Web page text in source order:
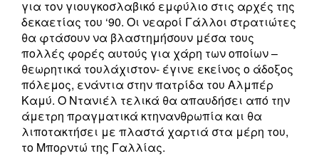
για τον γιουγκοσλαβικό εμφύλιο στις αρχές της
δεκαετίας του ‘90. Οι νεαροί Γάλλοι στρατιώτες
θα φτάσουν να βλαστημήσουν μέσα τους
πολλές φορές αυτούς για χάρη των οποίων –
θεωρητικά τουλάχιστον- έγινε εκείνος ο άδοξος
πόλεμος, ενάντια στην πατρίδα του Αλμπέρ
Καμύ. Ο Ντανιέλ τελικά θα απαυδήσει από την
άμετρη πραγματικά κτηνανθρωπία και θα
λιποτακτήσει με πλαστά χαρτιά στα μέρη του,
το Μπορντώ της Γαλλίας.